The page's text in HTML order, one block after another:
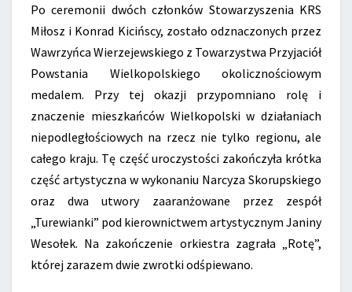
Po ceremonii dwóch członków Stowarzyszenia KRS
Miłosz i Konrad Kicińscy, zostało odznaczonych przez
Wawrzyńca Wierzejewskiego z Towarzystwa Przyjaciół
Powstania Wielkopolskiego okolicznościowym
medalem. Przy tej okazji przypomniano rolę i
znaczenie mieszkańców Wielkopolski w działaniach
niepodległościowych na rzecz nie tylko regionu, ale
całego kraju. Tę część uroczystości zakończyła krótka
część artystyczna w wykonaniu Narcyza Skorupskiego
oraz dwa utwory zaaranżowane przez zespół
„Turewianki” pod kierownictwem artystycznym Janiny
Wesołek. Na zakończenie orkiestra zagrała „Rotę”,
której zarazem dwie zwrotki odśpiewano.